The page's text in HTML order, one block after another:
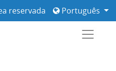
Português
reservada